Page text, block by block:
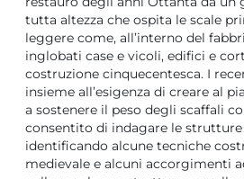
tutta altezza che ospita le scale
leggere come, all’interno del
inglobati case e vicoli, edifici e
costruzione cinquecentesca. I
insieme all’esigenza di creare al
a sostenere il peso degli scaffali
consentito di indagare le
identificando alcune tecniche
medievale e alcuni accorgimenti